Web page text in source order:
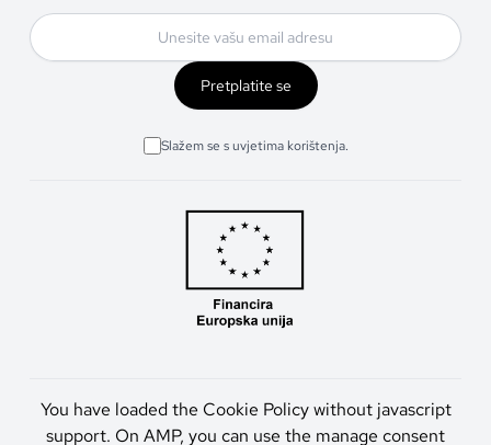
Pretplatite se
Slažem se s uvjetima korištenja.
You have loaded the Cookie Policy without javascript
support. On AMP, you can use the manage consent